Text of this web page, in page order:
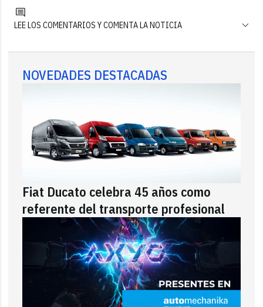
LEE LOS COMENTARIOS Y COMENTA LA NOTICIA
NOVEDADES DESTACADAS
Fiat Ducato celebra 45 años como
referente del transporte profesional